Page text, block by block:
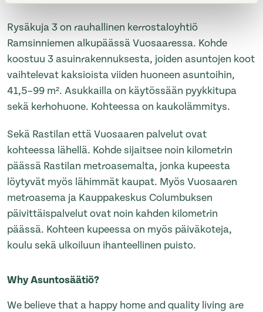
Rysäkuja 3 on rauhallinen kerrostaloyhtiö
Ramsinniemen alkupäässä Vuosaaressa. Kohde
koostuu 3 asuinrakennuksesta, joiden asuntojen koot
vaihtelevat kaksioista viiden huoneen asuntoihin,
41,5–99 m². Asukkailla on käytössään pyykkitupa
sekä kerhohuone. Kohteessa on kaukolämmitys.
Sekä Rastilan että Vuosaaren palvelut ovat
kohteessa lähellä. Kohde sijaitsee noin kilometrin
päässä Rastilan metroasemalta, jonka kupeesta
löytyvät myös lähimmät kaupat. Myös Vuosaaren
metroasema ja Kauppakeskus Columbuksen
päivittäispalvelut ovat noin kahden kilometrin
päässä. Kohteen kupeessa on myös päiväkoteja,
koulu sekä ulkoiluun ihanteellinen puisto.
Why Asuntosäätiö?
We believe that a happy home and quality living are